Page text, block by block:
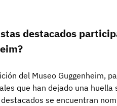
destacados
del Museo Guggenheim,
que han dejado una
se encuentran